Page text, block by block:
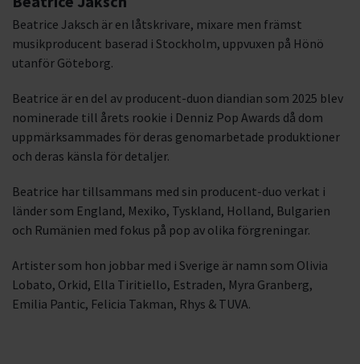
Beatrice Jaksch är en låtskrivare, mixare men främst
musikproducent baserad i Stockholm, uppvuxen på Hönö
utanför Göteborg.
Beatrice är en del av producent-duon diandian som 2025 blev
nominerade till årets rookie i Denniz Pop Awards då dom
uppmärksammades för deras genomarbetade produktioner
och deras känsla för detaljer.
Beatrice har tillsammans med sin producent-duo verkat i
länder som England, Mexiko, Tyskland, Holland, Bulgarien
och Rumänien med fokus på pop av olika förgreningar.
Artister som hon jobbar med i Sverige är namn som Olivia
Lobato, Orkid, Ella Tiritiello, Estraden, Myra Granberg,
Emilia Pantic, Felicia Takman, Rhys & TUVA.